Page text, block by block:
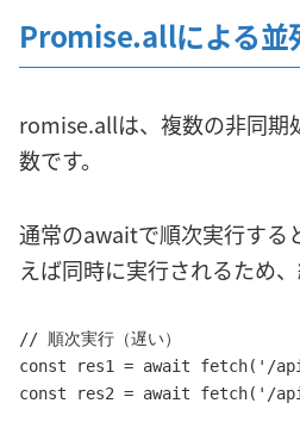
Promise.allによる並
romise.allは、複数の非同期
数です。
通常のawaitで順次実行する
えば同時に実行されるため
// 順次実行（遅い）
const res1 = await fetch('/
const res2 = await fetch('/